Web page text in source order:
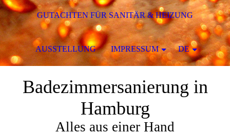
Badezimmersanierung in
Hamburg
Alles aus einer Hand
GUTACHTEN FÜR SANITÄR & HEIZUNG
AUSSTELLUNG IMPRESSUM DE